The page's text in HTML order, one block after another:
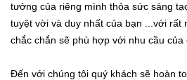
tưởng của riêng mình thỏa sức sáng
tuyệt vời và duy nhất của bạn ...với rất
chắc chắn sẽ phù hợp với nhu cầu của
Đến với chúng tôi quý khách sẽ hoàn